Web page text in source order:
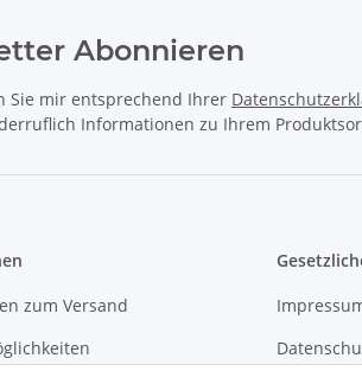
Abonnieren
Sie mir entsprechend Ihrer
Informationen zu Ihrem
zum Versand